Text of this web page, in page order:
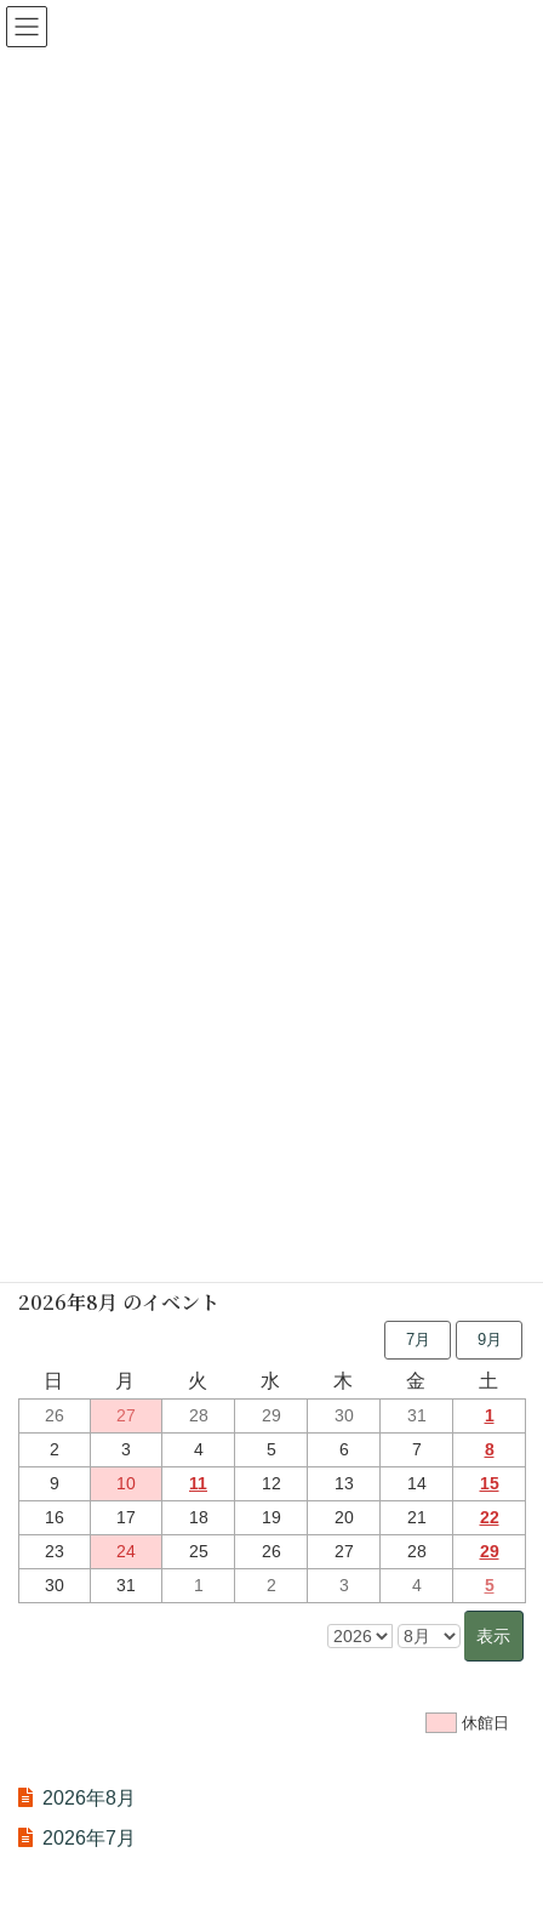
2026年8月 のイベント
7月 9月
日 月 火 水 木 金 土
26 27 28 29 30 31
1
2
3 4 5 6 7
8
9
10 11 12 13 14
15
16
17 18 19 20 21
22
23
24 25 26 27 28
29
30
31 1 2 3 4 5
休館日
2026年8月
2026年7月